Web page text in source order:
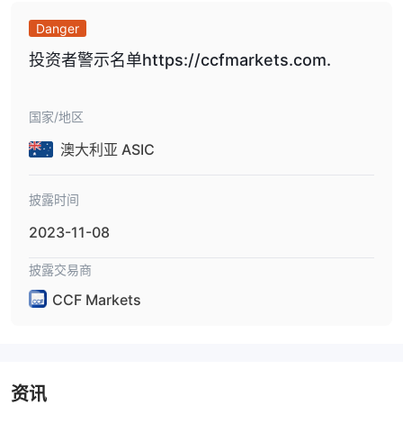
Eightcap –
紧密的点差、灵活的账户选项和用户友好的交易平台，使其成为初学
者和经验丰富的交易者寻求无缝交易体验的首选。
一系列的交易工具和资源。
CCF Markets是安全的吗？
的情况，这意味着没有政府或金融机构监督他们的运营。这使得与他
如果您正在考虑与CCF Markets进行投资，重要的是在做出决策之
前进行彻底的研究，并权衡潜在风险与潜在回报。一般来说，建议与
期货：
Danger
投资者警示名单https://ccfmarkets.com.
国家/地区
澳大利亚 ASIC
披露时间
2023-11-08
披露交易商
CCF Markets
资讯